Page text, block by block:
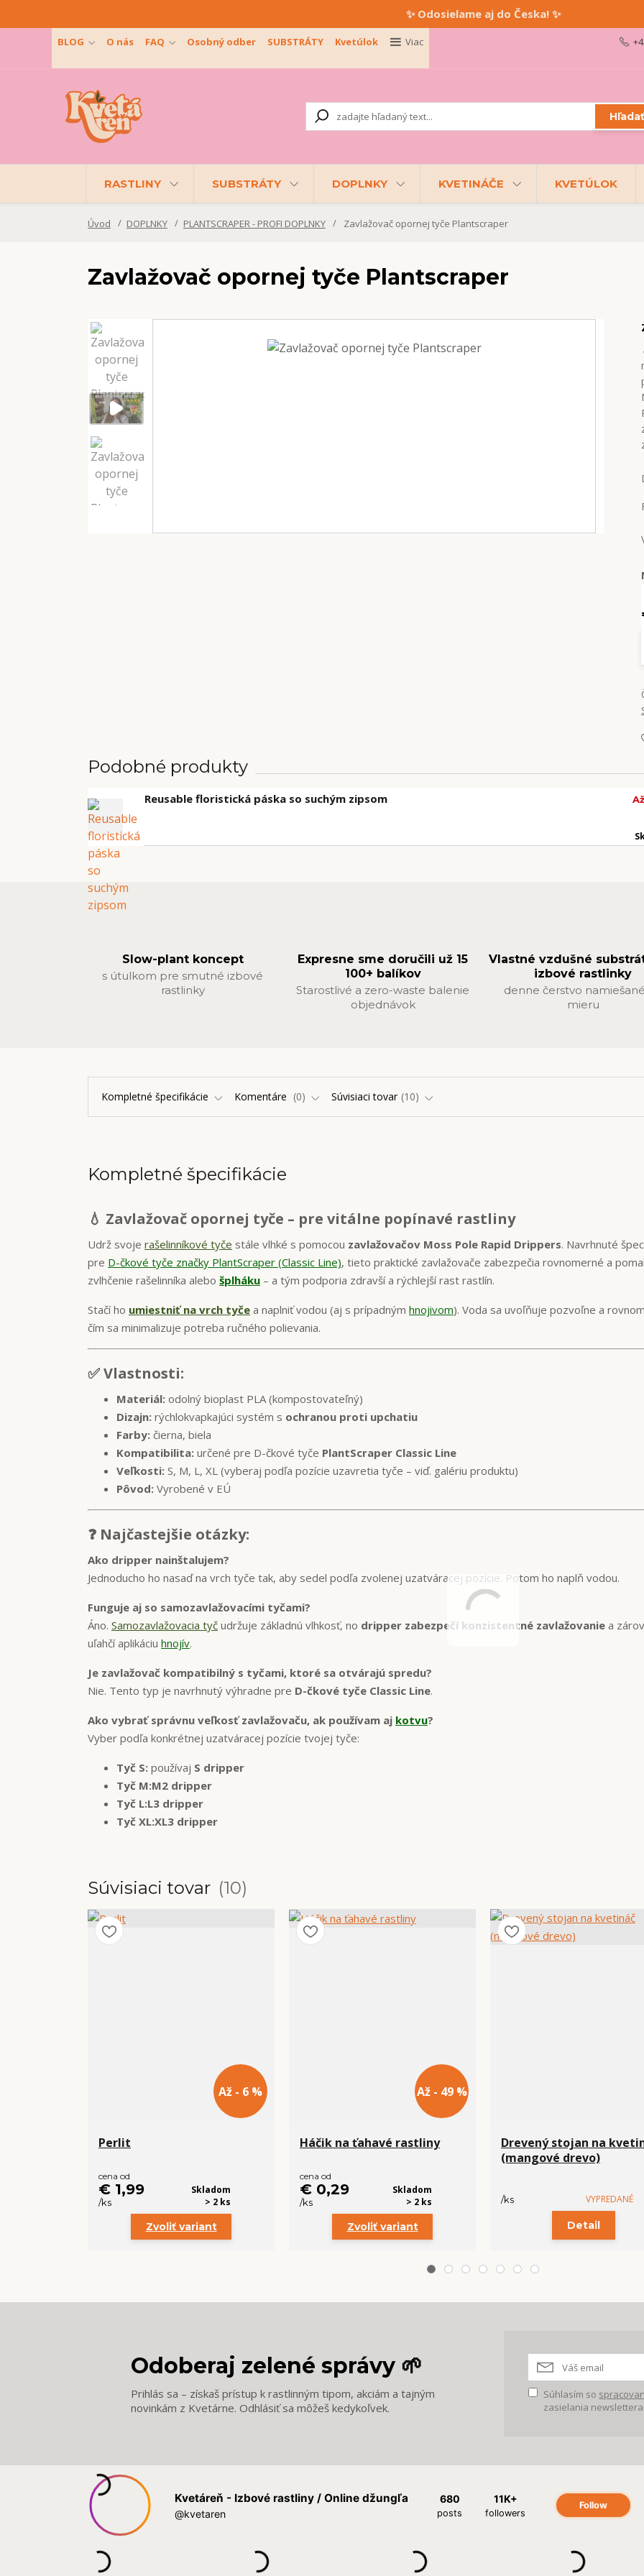
✨ Odosielame aj do Česka! ✨
BLOG O nás FAQ Osobný odber SUBSTRÁTY Kvetúlok Viac
Hľadať
RASTLINY SUBSTRÁTY DOPLNKY KVETINÁČE KVETÚLOK
Úvod DOPLNKY PLANTSCRAPER - PROFI DOPLNKY Zavlažovač opornej tyče Plantscraper
Zavlažovač opornej tyče Plantscraper
Podobné produkty
Reusable floristická páska so suchým zipsom
Slow-plant koncept
s útulkom pre smutné izbové
rastlinky
Expresne sme doručili už 15
100+ balíkov
Starostlivé a zero-waste balenie
objednávok
Vlastné vzdušné
izbové rastlinky
denne čerstvo
mieru
Kompletné špecifikácie Komentáre 0 Súvisiaci tovar 10
Kompletné špecifikácie
💧 Zavlažovač opornej tyče – pre vitálne popínavé rastliny
Udrž svoje rašelinníkové tyče stále vlhké s pomocou zavlažovačov Moss Pole Rapid Drippers. Navrhnuté
pre D-čkové tyče značky PlantScraper (Classic Line), tieto praktické zavlažovače zabezpečia rovnomerné a
zvlhčenie rašelinníka alebo šplháku – a tým podporia zdravší a rýchlejší rast rastlín.
Stačí ho umiestniť na vrch tyče a naplniť vodou (aj s prípadným hnojivom). Voda sa uvoľňuje pozvoľne a
čím sa minimalizuje potreba ručného polievania.
✅ Vlastnosti:
Materiál: odolný bioplast PLA (kompostovateľný)
Dizajn: rýchlokvapkajúci systém s ochranou proti upchatiu
Farby: čierna, biela
Kompatibilita: určené pre D-čkové tyče PlantScraper Classic Line
Veľkosti: S, M, L, XL (vyberaj podľa pozície uzavretia tyče – viď. galériu produktu)
Pôvod: Vyrobené v EÚ
❓ Najčastejšie otázky:
Ako dripper nainštalujem?
Jednoducho ho nasaď na vrch tyče tak, aby sedel podľa zvolenej uzatváracej pozície. Potom ho naplň vodou.
Funguje aj so samozavlažovacími tyčami?
Áno. Samozavlažovacia tyč udržuje základnú vlhkosť, no dripper zabezpečí konzistentné zavlažovanie a
uľahčí aplikáciu hnojív.
Je zavlažovač kompatibilný s tyčami, ktoré sa otvárajú spredu?
Nie. Tento typ je navrhnutý výhradne pre D-čkové tyče Classic Line.
Ako vybrať správnu veľkosť zavlažovaču, ak používam aj kotvu?
Vyber podľa konkrétnej uzatváracej pozície tvojej tyče:
Tyč S: používaj S dripper
Tyč M:M2 dripper
Tyč L:L3 dripper
Tyč XL:XL3 dripper
Súvisiaci tovar 10
Až - 6 %
Perlit
cena od
€ 1,99
/ks
Skladom
> 2 ks
Zvoliť variant
Až - 49 %
Háčik na ťahavé rastliny
cena od
€ 0,29
/ks
Skladom
> 2 ks
Zvoliť variant
Drevený stojan na
(mangové drevo)
/ks VYPREDANÉ
Detail
Odoberaj zelené správy 🌱
Prihlás sa – získaš prístup k rastlinným tipom, akciám a tajným
novinkám z Kvetárne. Odhlásiť sa môžeš kedykoľvek.
Súhlasím so
zasielania